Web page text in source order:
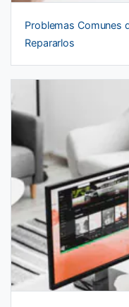
Problemas Comunes
Repararlos